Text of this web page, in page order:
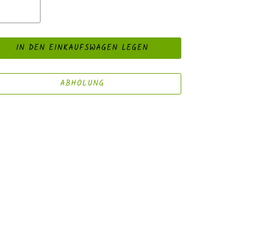
IN DEN EINKAUFSWAGEN LEGEN
ABHOLUNG